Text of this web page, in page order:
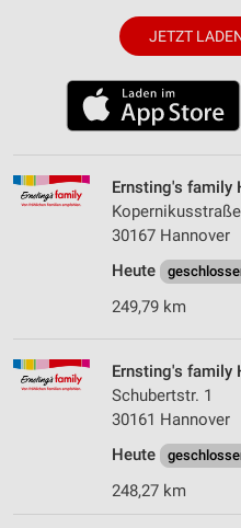
JETZT
Ernsting's family
30167 Hannover
Heute
249,79 km
Ernsting's family
Schubertstr. 1
30161 Hannover
Heute
248,27 km